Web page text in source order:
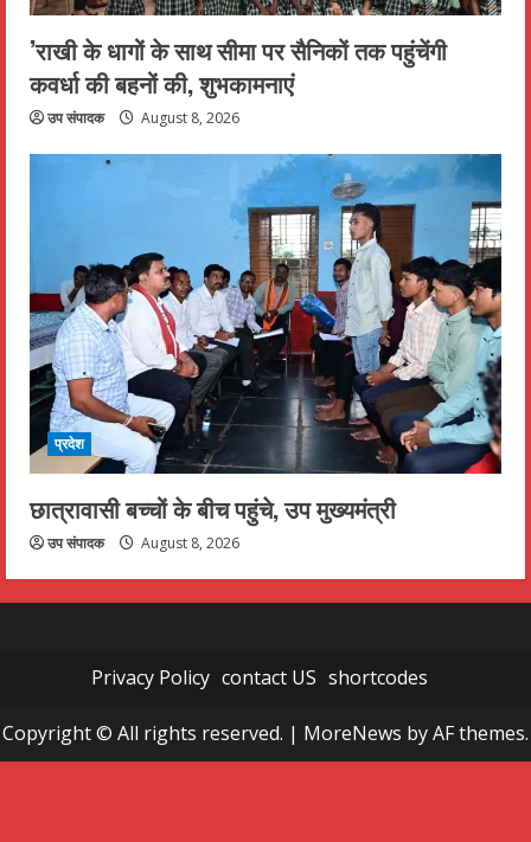
’राखी के धागों के साथ सीमा पर सैनिकों तक पहुंचेंगी
कवर्धा की बहनों की, शुभकामनाएं
उप संपादक August 8, 2026
प्रदेश
छात्रावासी बच्चों के बीच पहुंचे, उप मुख्यमंत्री
उप संपादक August 8, 2026
Privacy Policy contact US shortcodes
Copyright © All rights reserved. | MoreNews by AF themes.